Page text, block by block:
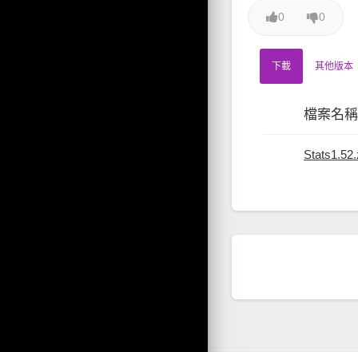
0 0
下載 其他版本
檔案名稱